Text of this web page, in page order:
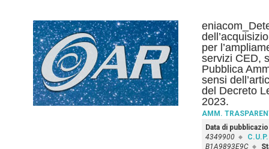
per
servizi CED,
Pubblica
sensi
del Decreto
2023.
AMM.
Data di
4349900
C.U.P.
B1A9893E9C